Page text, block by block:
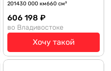
201430 000 км660 см³
606 198 ₽
во Владивостоке
Хочу такой